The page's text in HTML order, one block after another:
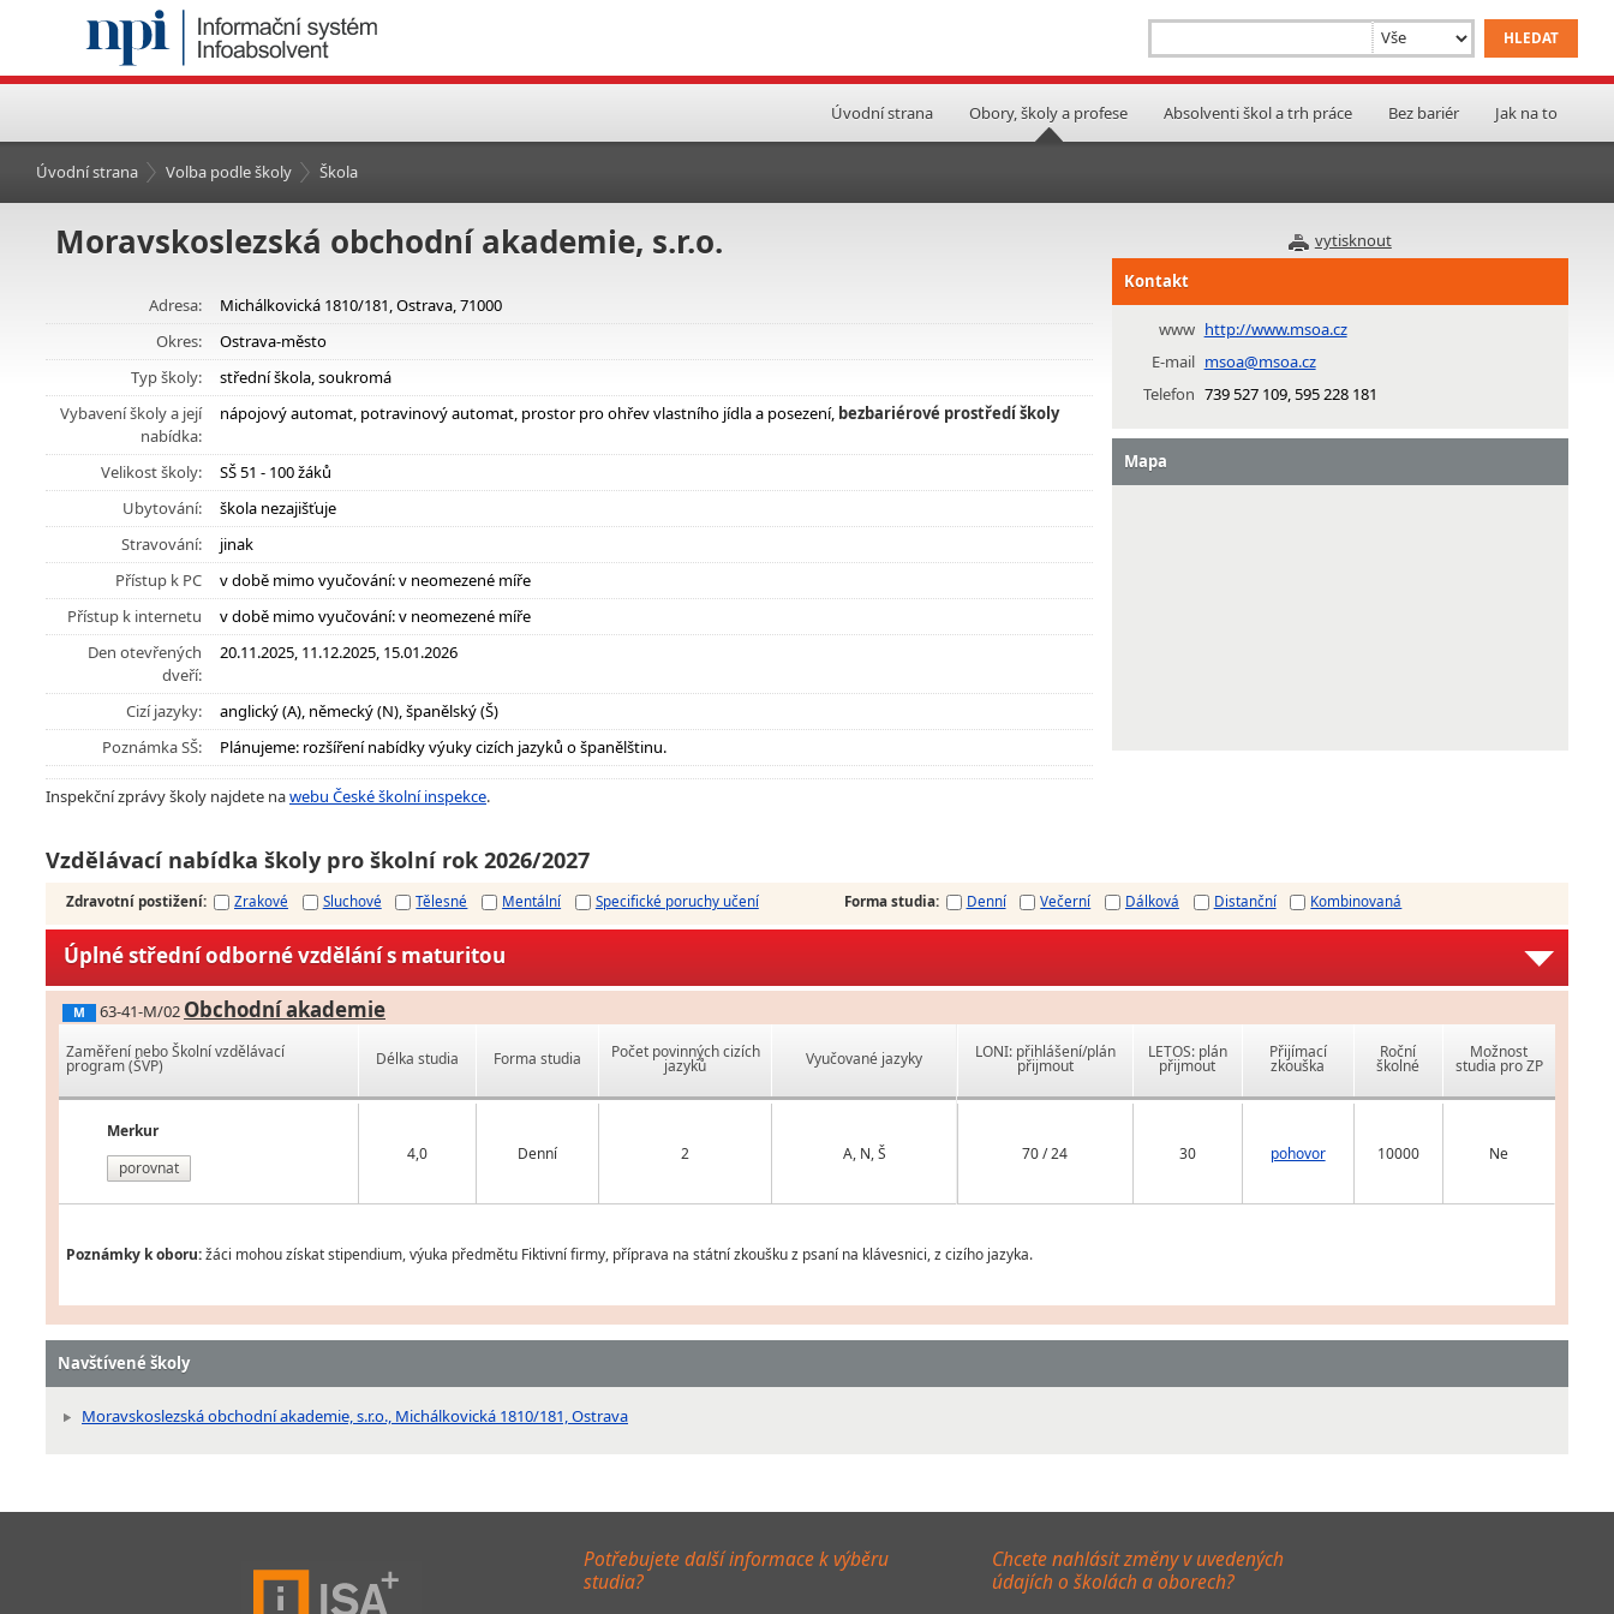
Úvodní strana Obory, školy a profese Absolventi škol a trh práce Bez bariér Jak na to
Úvodní strana Volba podle školy Škola
vytisknout
Moravskoslezská obchodní akademie, s.r.o.
Adresa:
Michálkovická 1810/181, Ostrava, 71000
Okres:
Ostrava-město
Typ školy:
střední škola, soukromá
Vybavení školy a její
nabídka:
nápojový automat, potravinový automat, prostor pro ohřev vlastního jídla a posezení, bezbariérové prostředí školy
Velikost školy:
SŠ 51 - 100 žáků
Ubytování:
škola nezajišťuje
Stravování:
jinak
Přístup k PC
v době mimo vyučování: v neomezené míře
Přístup k internetu
v době mimo vyučování: v neomezené míře
Den otevřených
dveří:
20.11.2025, 11.12.2025, 15.01.2026
Cizí jazyky:
anglický (A), německý (N), španělský (Š)
Poznámka SŠ:
Plánujeme: rozšíření nabídky výuky cizích jazyků o španělštinu.
Inspekční zprávy školy najdete nawebu České školní inspekce.
Kontakt
www http://www.msoa.cz
E-mail msoa@msoa.cz
Telefon 739 527 109, 595 228 181
Mapa
Vzdělávací nabídka školy pro školní rok 2026/2027
Zdravotní postižení: Zrakové Sluchové Tělesné Mentální Specifické poruchy učení Forma studia: Denní Večerní Dálková Distanční Kombinovaná
Úplné střední odborné vzdělání s maturitou
M 63-41-M/02 Obchodní akademie
Zaměření nebo Školní vzdělávací
program (ŠVP)
Merkur
porovnat
Délka studia Forma studia Počet povinných cizích
jazyků Vyučované jazyky
4,0 Denní 2 A, N, Š
LONI: přihlášení/plán
přijmout
LETOS: plán
přijmout
Přijímací
zkouška
Roční
školné
Možnost
studia pro ZP
70 / 24 30 pohovor 10000 Ne
Poznámky k oboru:žáci mohou získat stipendium, výuka předmětu Fiktivní firmy, příprava na státní zkoušku z psaní na klávesnici, z cizího jazyka.
Navštívené školy
Moravskoslezská obchodní akademie, s.r.o., Michálkovická 1810/181, Ostrava
Potřebujete další informace k výběru
studia?
Chcete nahlásit změny v uvedených
údajích o školách a oborech?